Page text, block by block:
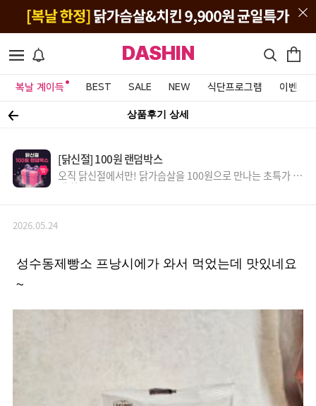
DASHIN
복날 계이득 BEST SALE NEW 식단프로그램 이벤트&
상품후기 상세
[닭신절] 100원 랜덤박스
오직 닭신절에서만! 닭가슴살을 100원으로 만나는 초특가 득
템 찬스!
2026.05.24
성수동제빵소 프낭시에가 와서 먹었는데 맛있네요
~